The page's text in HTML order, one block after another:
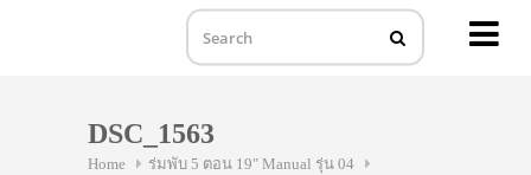
DSC_1563
Home
ร่มพับ 5 ตอน 19" Manual รุ่น 04